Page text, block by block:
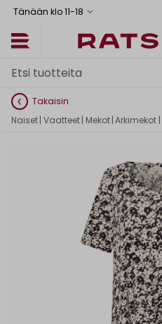
Tänään klo 11-18
Toimituskulut alk. 6,90€
Takaisin
Naiset| Vaatteet| Mekot |Arkimekot |